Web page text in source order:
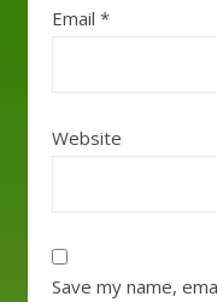
Email *
Website
Save my name,